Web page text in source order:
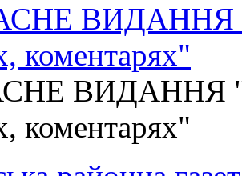
ВИДАННЯ
коментарях"
ВИДАННЯ
коментарях"